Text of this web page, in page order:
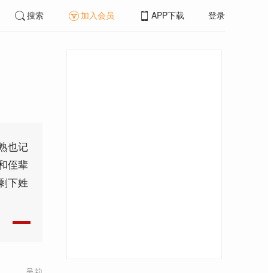
搜索 加入会员 APP下载 登录
也记
侄辈
下姓